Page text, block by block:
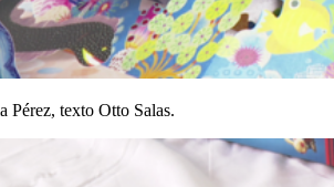
Pérez, texto Otto Salas.